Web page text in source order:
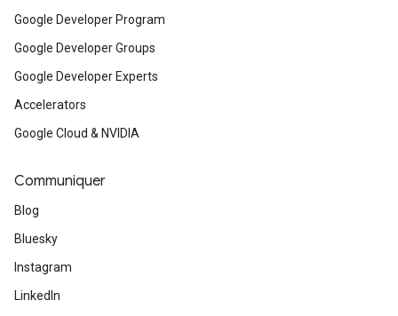
Google Developer Program
Google Developer Groups
Google Developer Experts
Accelerators
Google Cloud & NVIDIA
Communiquer
Blog
Bluesky
Instagram
LinkedIn